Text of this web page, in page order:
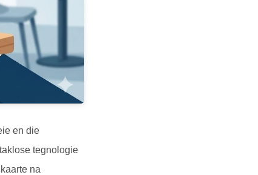
en die
tegnologie
na